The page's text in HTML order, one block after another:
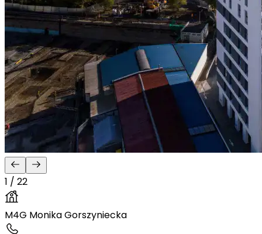
1 / 22
M4G Monika Gorszyniecka